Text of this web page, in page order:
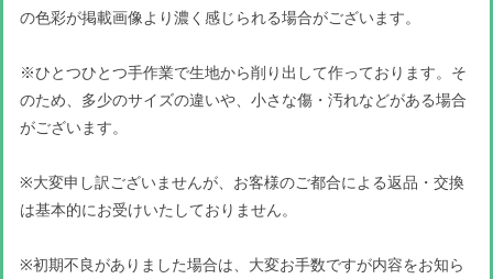
の色彩が掲載画像より濃く感じられる場合がございます。
※ひとつひとつ手作業で生地から削り出して作っております。そ
のため、多少のサイズの違いや、小さな傷・汚れなどがある場合
がございます。
※大変申し訳ございませんが、お客様のご都合による返品・交換
は基本的にお受けいたしておりません。
※初期不良がありました場合は、大変お手数ですが内容をお知ら